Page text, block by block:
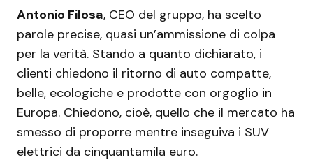
Antonio Filosa, CEO del gruppo, ha scelto
parole precise, quasi un’ammissione di colpa
per la verità. Stando a quanto dichiarato, i
clienti chiedono il ritorno di auto compatte,
belle, ecologiche e prodotte con orgoglio in
Europa. Chiedono, cioè, quello che il mercato ha
smesso di proporre mentre inseguiva i SUV
elettrici da cinquantamila euro.